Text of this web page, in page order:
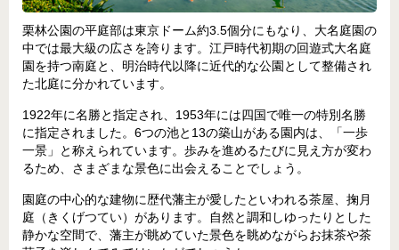
栗林公園の平庭部は東京ドーム約3.5個分にもなり、大名庭園の
中では最大級の広さを誇ります。江戸時代初期の回遊式大名庭
園を持つ南庭と、明治時代以降に近代的な公園として整備され
た北庭に分かれています。
1922年に名勝と指定され、1953年には四国で唯一の特別名勝
に指定されました。6つの池と13の築山がある園内は、「一歩
一景」と称えられています。歩みを進めるたびに見え方が変わ
るため、さまざまな景色に出会えることでしょう。
園庭の中心的な建物に歴代藩主が愛したといわれる茶屋、掬月
庭（きくげつてい）があります。自然と調和しゆったりとした
静かな空間で、藩主が眺めていた景色を眺めながらお抹茶や茶